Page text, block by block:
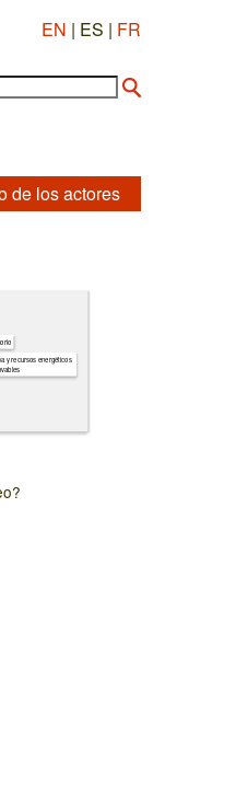
EN | ES | FR
de los actores
y recursos energéticos